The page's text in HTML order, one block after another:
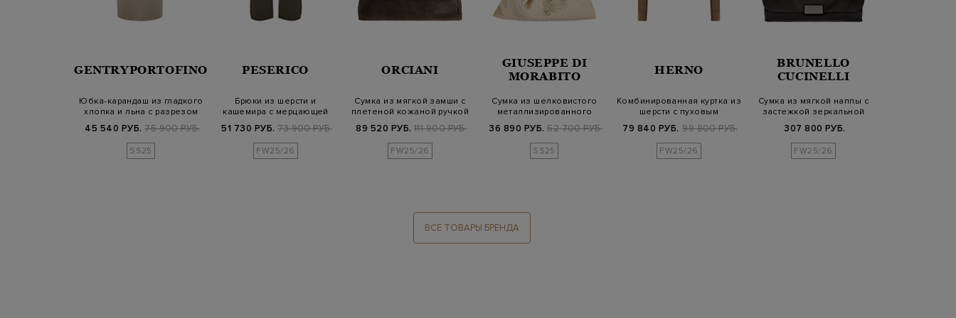
GENTRYPORTOFINO
Юбка-карандаш из гладкого
хлопка и льна с разрезом
45 540 РУБ. 75 900 РУБ.
SS25
PESERICO
Брюки из шерсти и
кашемира с мерцающей
51 730 РУБ. 73 900 РУБ.
FW25/26
ORCIANI
Сумка из мягкой замши с
плетеной кожаной ручкой
89 520 РУБ. 111 900 РУБ.
FW25/26
GIUSEPPE DI
MORABITO
Сумка из шелковистого
металлизированного
36 890 РУБ. 52 700 РУБ.
SS25
HERNO
Комбинированная куртка из
шерсти с пуховым
79 840 РУБ. 99 800 РУБ.
FW25/26
BRUNELLO
CUCINELLI
Сумка из мягкой наппы с
застежкой зеркальной
307 800 РУБ.
FW25/26
ВСЕ ТОВАРЫ БРЕНДА